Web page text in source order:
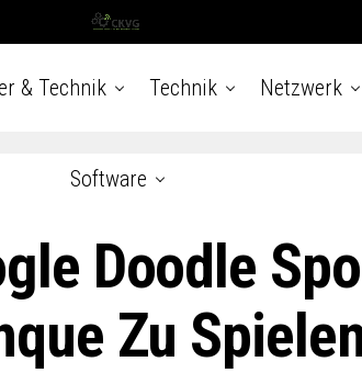
& Technik Technik Netzwerk
Software
Doodle
Zu